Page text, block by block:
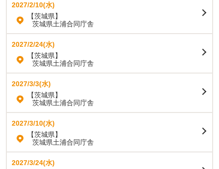
2027/2/10(水)
【茨城県】
茨城県土浦合同庁舎
2027/2/24(水)
【茨城県】
茨城県土浦合同庁舎
2027/3/3(水)
【茨城県】
茨城県土浦合同庁舎
2027/3/10(水)
【茨城県】
茨城県土浦合同庁舎
2027/3/24(水)